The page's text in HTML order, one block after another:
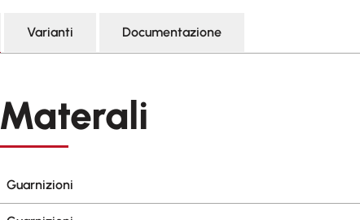
Varianti Documentazione
Materali
Guarnizioni